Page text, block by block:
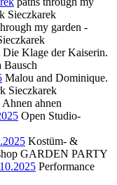
Sieczkarek
my garden -
Die Klage der Kaiserin.
Bausch
Malou and Dominique.
Sieczkarek
Ahnen ahnen
Open Studio-
Kostüm- &
GARDEN PARTY
Performance